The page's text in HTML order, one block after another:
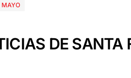
MAYO
DE SANTA